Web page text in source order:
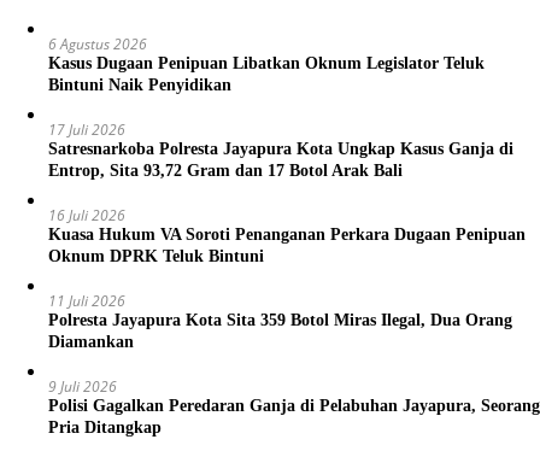
6 Agustus 2026
Kasus Dugaan Penipuan Libatkan Oknum Legislator Teluk
Bintuni Naik Penyidikan
17 Juli 2026
Satresnarkoba Polresta Jayapura Kota Ungkap Kasus Ganja di
Entrop, Sita 93,72 Gram dan 17 Botol Arak Bali
16 Juli 2026
Kuasa Hukum VA Soroti Penanganan Perkara Dugaan Penipuan
Oknum DPRK Teluk Bintuni
11 Juli 2026
Polresta Jayapura Kota Sita 359 Botol Miras Ilegal, Dua Orang
Diamankan
9 Juli 2026
Polisi Gagalkan Peredaran Ganja di Pelabuhan Jayapura, Seorang
Pria Ditangkap